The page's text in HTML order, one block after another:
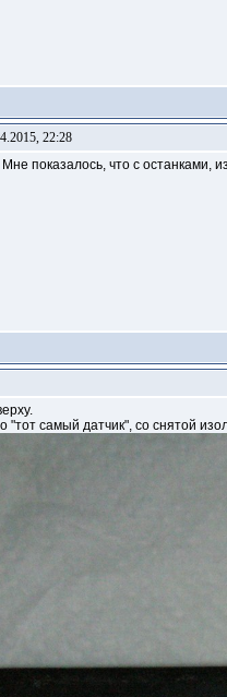
22:28
Мне показалось, что с останками,
"тот самый датчик", со снятой